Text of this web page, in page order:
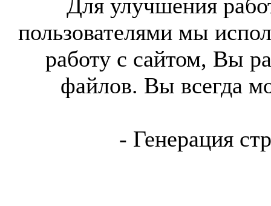
Для улучшения
пользователями мы
работу с сайтом, Вы
файлов. Вы всегда
- Генерация